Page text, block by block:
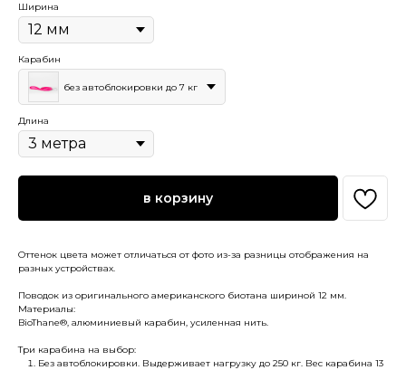
Ширина
Карабин
без автоблокировки до 7 кг
Длина
в корзину
Оттенок цвета может отличаться от фото из-за разницы отображения на
разных устройствах.
Поводок из оригинального американского биотана шириной 12 мм.
Материалы:
BioThane®, алюминиевый карабин, усиленная нить.
Три карабина на выбор:
Без автоблокировки. Выдерживает нагрузку до 250 кг. Вес карабина 13